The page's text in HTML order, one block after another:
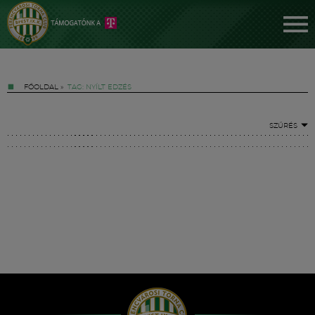
FŐOLDAL » TAG: NYÍLT EDZÉS
SZŰRÉS
Hírek